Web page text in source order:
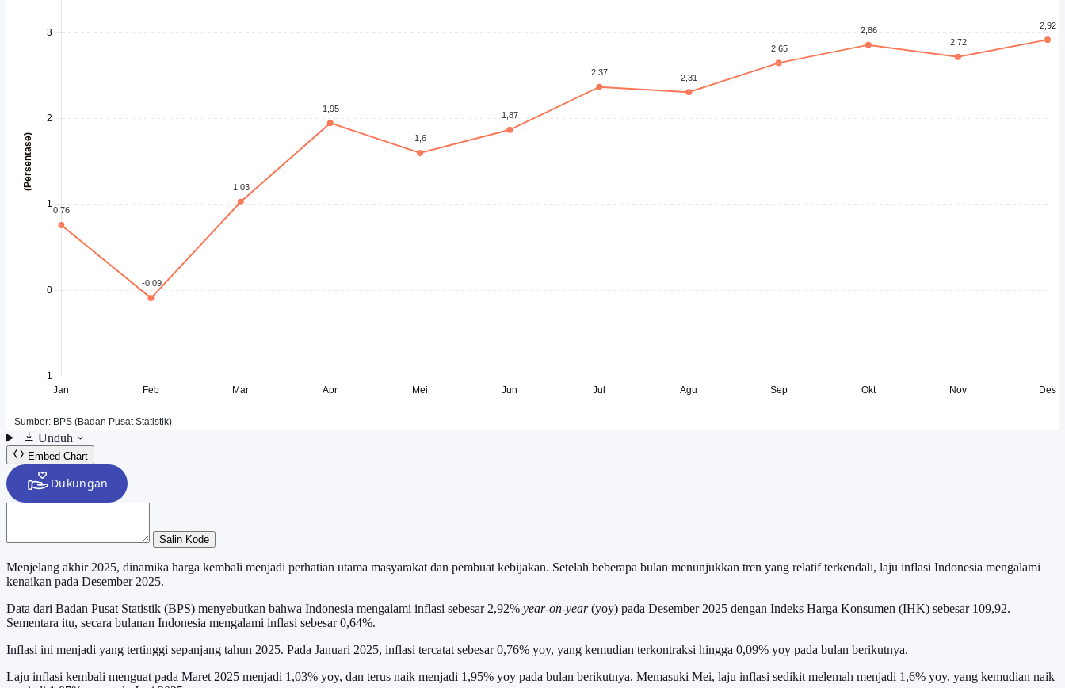
Unduh
Embed Chart
Salin Kode
Menjelang akhir 2025, dinamika harga kembali menjadi perhatian utama masyarakat dan pembuat kebijakan. Setelah beberapa bulan menunjukkan tren yang relatif terkendali, laju inflasi Indonesia mengalami
kenaikan pada Desember 2025.
Data dari Badan Pusat Statistik (BPS) menyebutkan bahwa Indonesia mengalami inflasi sebesar 2,92% year-on-year(yoy) pada Desember 2025 dengan Indeks Harga Konsumen (IHK) sebesar 109,92.
Sementara itu, secara bulanan Indonesia mengalami inflasi sebesar 0,64%.
Inflasi ini menjadi yang tertinggi sepanjang tahun 2025. Pada Januari 2025, inflasi tercatat sebesar 0,76% yoy, yang kemudian terkontraksi hingga 0,09% yoy pada bulan berikutnya.
Laju inflasi kembali menguat pada Maret 2025 menjadi 1,03% yoy, dan terus naik menjadi 1,95% yoy pada bulan berikutnya. Memasuki Mei, laju inflasi sedikit melemah menjadi 1,6% yoy, yang kemudian naik